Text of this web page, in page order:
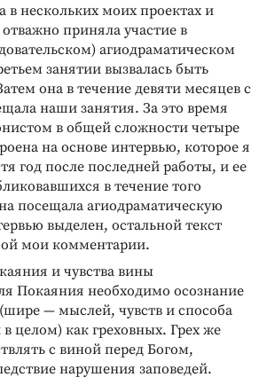
в нескольких моих проектах и
приняла участие в
агиодраматическом
занятии вызвалась быть
она в течение девяти месяцев с
наши занятия. За это время
в общей сложности четыре
на основе интервью, которое я
год после последней работы, и ее
в течение того
посещала агиодраматическую
выделен, остальной текст
мои комментарии.
и чувства вины
Покаяния необходимо осознание
— мыслей, чувств и способа
целом) как греховных. Грех же
с виной перед Богом,
нарушения заповедей.